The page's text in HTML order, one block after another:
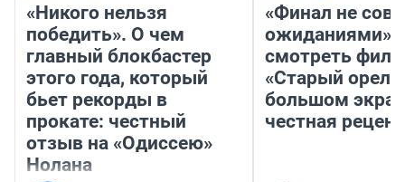
«Никого нельзя
победить». О чем
главный блокбастер
этого года, который
бьет рекорды в
прокате: честный
отзыв на «Одиссею»
Нолана
«Финал не
ожиданиями»:
смотреть
«Старый орел»
большом
честная